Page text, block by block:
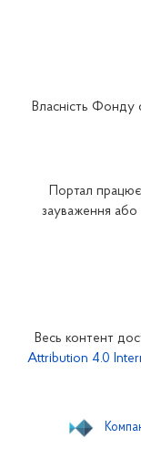
Закарпатське
Запорізьке
Кіровоградське
Миколаївське
Власність Фонду
Портал
зауваження або
Весь контент
Attribution 4.0